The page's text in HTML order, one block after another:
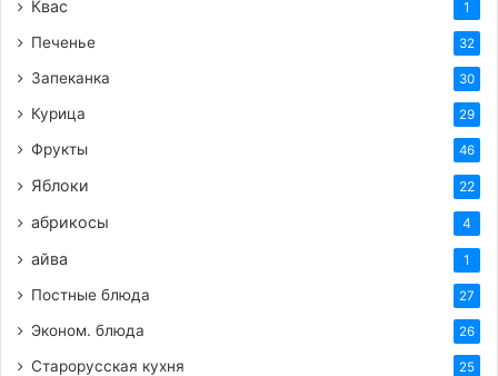
Когда торт будет готов, выключите духовку, но
не вынимайте торт сразу. Оставьте его в
приоткрытой духовке еще на 15-20 минут. Это
температур и предотвратит появление трещин
Затем аккуратно достаньте торт из духовки и
дайте ему полностью остыть в форме при
комнатной температуре. После этого можно
Квас 1
Печенье 32
Запеканка 30
Курица 29
Фрукты 46
Яблоки 22
абрикосы 4
айва 1
Постные блюда 27
Эконом. блюда 26
Старорусская кухня 25